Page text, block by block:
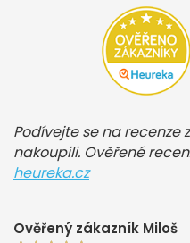
Podívejte se na recenze
nakoupili. Ověřené
heureka.cz
Ověřený zákazník Miloš